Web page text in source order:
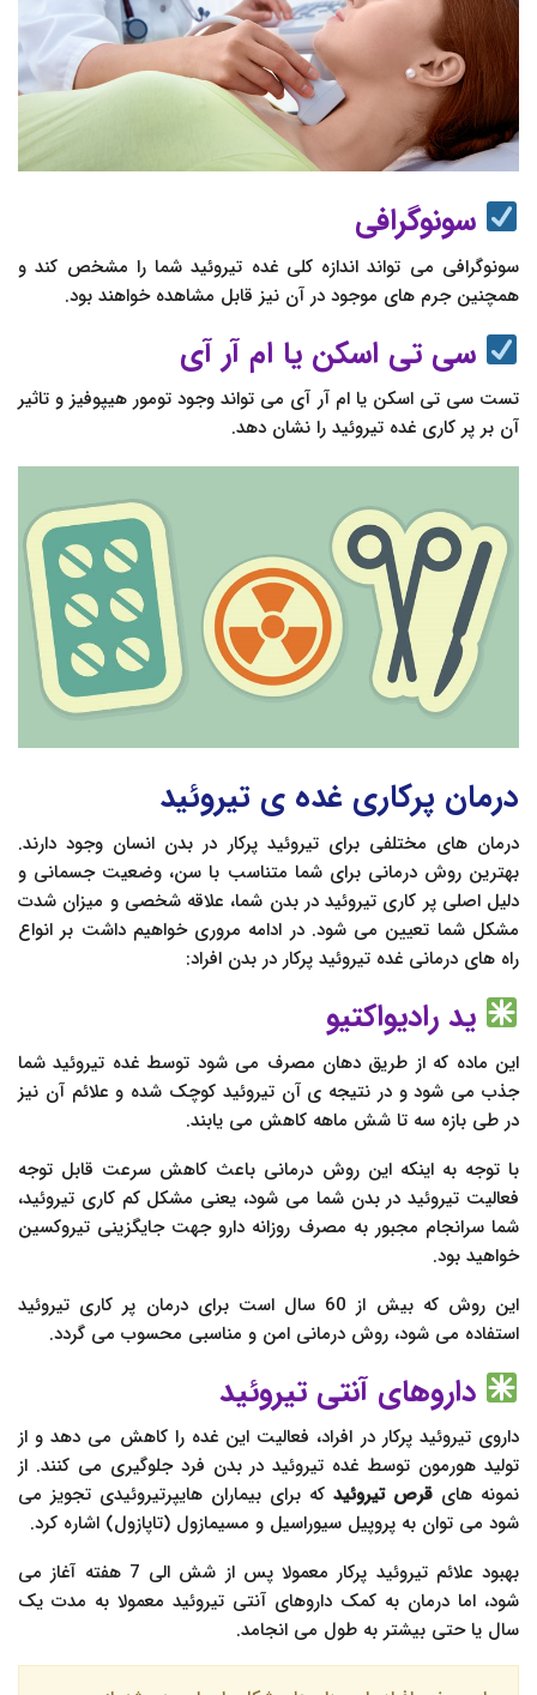
سونوگرافی
سونوگرافی می تواند اندازه کلی غده تیروئید شما را مشخص کند و
همچنین جرم های موجود در آن نیز قابل مشاهده خواهند بود.
سی تی اسکن یا ام آر آی
تست سی تی اسکن یا ام آر آی می تواند وجود تومور هیپوفیز و تاثیر
آن بر پر کاری غده تیروئید را نشان دهد.
درمان پرکاری غده ی تیروئید
درمان های مختلفی برای تیروئید پرکار در بدن انسان وجود دارند.
بهترین روش درمانی برای شما متناسب با سن، وضعیت جسمانی و
دلیل اصلی پر کاری تیروئید در بدن شما، علاقه شخصی و میزان شدت
مشکل شما تعیین می شود. در ادامه مروری خواهیم داشت بر انواع
راه های درمانی غده تیروئید پرکار در بدن افراد:
ید رادیواکتیو
این ماده که از طریق دهان مصرف می شود توسط غده تیروئید شما
جذب می شود و در نتیجه ی آن تیروئید کوچک شده و علائم آن نیز
در طی بازه سه تا شش ماهه کاهش می یابند.
با توجه به اینکه این روش درمانی باعث کاهش سرعت قابل توجه
فعالیت تیروئید در بدن شما می شود، یعنی مشکل کم کاری تیروئید،
شما سرانجام مجبور به مصرف روزانه دارو جهت جایگزینی تیروکسین
خواهید بود.
این روش که بیش از 60 سال است برای درمان پر کاری تیروئید
استفاده می شود، روش درمانی امن و مناسبی محسوب می گردد.
داروهای آنتی تیروئید
داروی تیروئید پرکار در افراد، فعالیت این غده را کاهش می دهد و از
تولید هورمون توسط غده تیروئید در بدن فرد جلوگیری می کنند. از
نمونه های قرص تیروئید که برای بیماران هایپرتیروئیدی تجویز می
شود می توان به پروپیل سیوراسیل و مسیمازول (تاپازول) اشاره کرد.
بهبود علائم تیروئید پرکار معمولا پس از شش الی 7 هفته آغاز می
شود، اما درمان به کمک داروهای آنتی تیروئید معمولا به مدت یک
سال یا حتی بیشتر به طول می انجامد.